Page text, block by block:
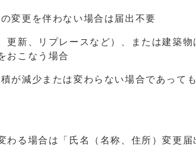
更を伴わない場合は届出不要
新、リプレースなど）、または建築物
おこなう場合
減少または変わらない場合であって
る場合は「氏名（名称、住所）変更届